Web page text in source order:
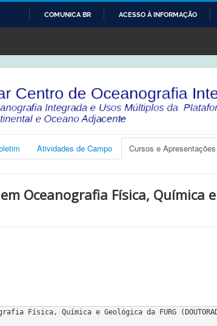
O
CONTEÚDO
COMUNICA BR ACESSO À INFORMAÇÃO
Atividades de Campo Cursos e Apresentações
Oceanografia Física, Química
Física, Química e Geológica da FURG